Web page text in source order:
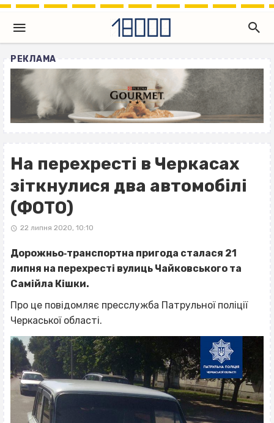
РЕКЛАМА
На перехресті в Черкасах
зіткнулися два автомобілі
(ФОТО)
22 липня 2020, 10:10
Дорожньо‐транспортна пригода сталася 21
липня на перехресті вулиць Чайковського та
Самійла Кішки.
Про це повідомляє пресслужба Патрульної поліції
Черкаської області.